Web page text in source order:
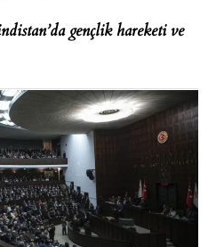
gençlik hareketi ve